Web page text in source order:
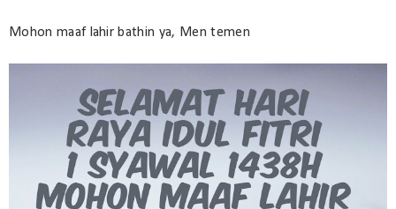
Mohon maaf lahir bathin ya, Men temen